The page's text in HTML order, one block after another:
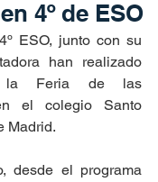
4º de ESO
ESO, junto con su
han realizado
Feria de las
el colegio Santo
Madrid.
desde el programa